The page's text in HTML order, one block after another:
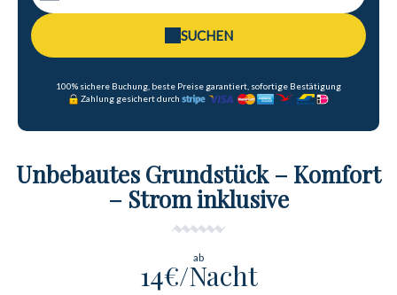
SUCHEN
100% sichere Buchung, beste Preise garantiert, sofortige Bestätigung
Zahlung gesichert durch
Unbebautes Grundstück – Komfort
– Strom inklusive
ab
14€/Nacht